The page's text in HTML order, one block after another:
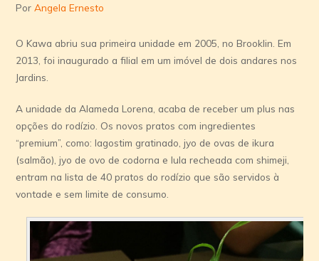
PorAngela Ernesto
O Kawa abriu sua primeira unidade em 2005, no Brooklin. Em
2013, foi inaugurado a filial em um imóvel de dois andares nos
Jardins.
A unidade da Alameda Lorena, acaba de receber um plus nas
opções do rodízio. Os novos pratos com ingredientes
“premium”, como: lagostim gratinado, jyo de ovas de ikura
(salmão), jyo de ovo de codorna e lula recheada com shimeji,
entram na lista de 40 pratos do rodízio que são servidos à
vontade e sem limite de consumo.